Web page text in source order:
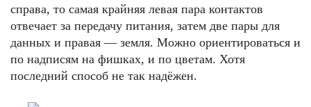
справа, то самая крайняя левая пара контактов
отвечает за передачу питания, затем две пары для
данных и правая — земля. Можно ориентироваться и
по надписям на фишках, и по цветам. Хотя
последний способ не так надёжен.